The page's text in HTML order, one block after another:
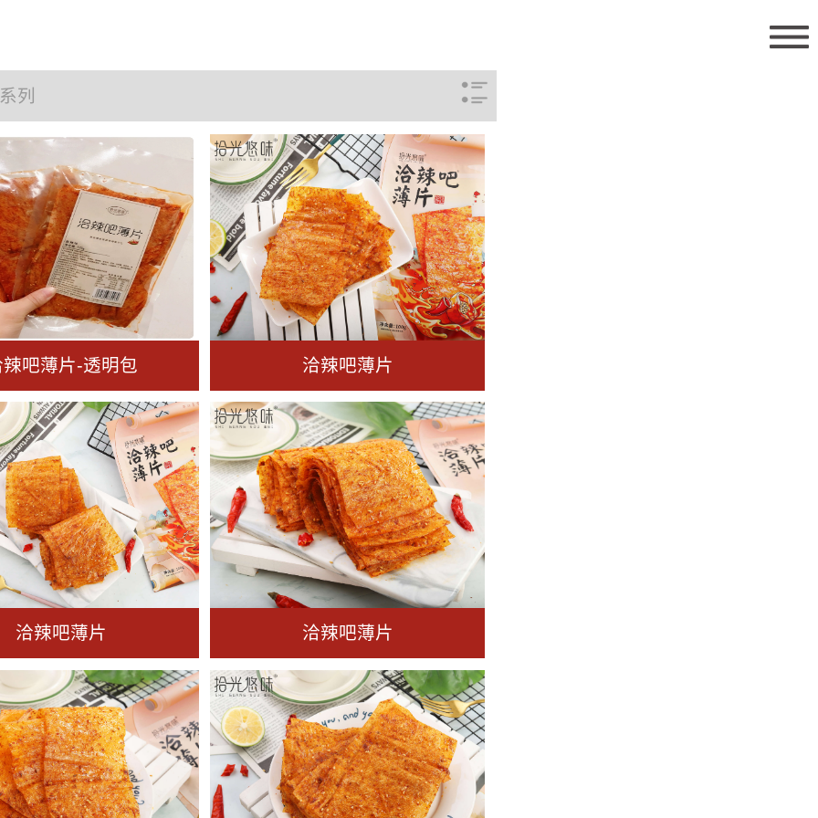
列
吧薄片-透明包 洽辣吧薄片
洽辣吧薄片 洽辣吧薄片